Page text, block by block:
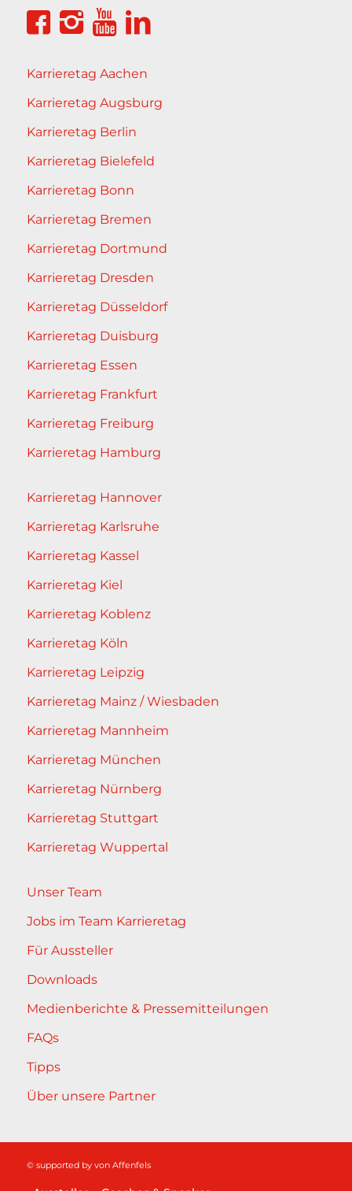
Karrieretag Aachen
Karrieretag Augsburg
Karrieretag Berlin
Karrieretag Bielefeld
Karrieretag Bonn
Karrieretag Bremen
Karrieretag Dortmund
Karrieretag Dresden
Karrieretag Düsseldorf
Karrieretag Duisburg
Karrieretag Essen
Karrieretag Frankfurt
Karrieretag Freiburg
Karrieretag Hamburg
Karrieretag Hannover
Karrieretag Karlsruhe
Karrieretag Kassel
Karrieretag Kiel
Karrieretag Koblenz
Karrieretag Köln
Karrieretag Leipzig
Karrieretag Mainz / Wiesbaden
Karrieretag Mannheim
Karrieretag München
Karrieretag Nürnberg
Karrieretag Stuttgart
Karrieretag Wuppertal
Unser Team
Jobs im Team Karrieretag
Für Aussteller
Downloads
Medienberichte & Pressemitteilungen
FAQs
Tipps
Über unsere Partner
© supported by von Affenfels